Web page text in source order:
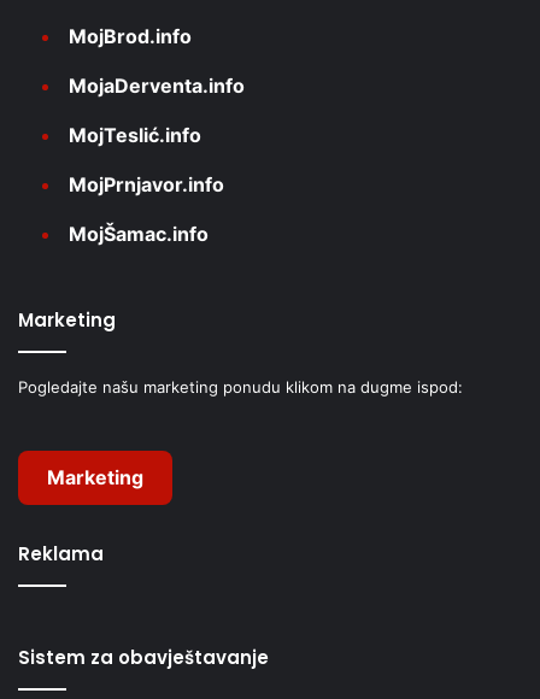
MojBrod.info
MojaDerventa.info
MojTeslić.info
MojPrnjavor.info
MojŠamac.info
Marketing
Pogledajte našu marketing ponudu klikom na dugme ispod:
Marketing
Reklama
Sistem za obavještavanje